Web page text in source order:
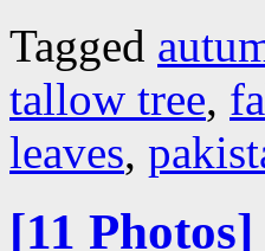
Tagged
tallow tree,
leaves,
[11